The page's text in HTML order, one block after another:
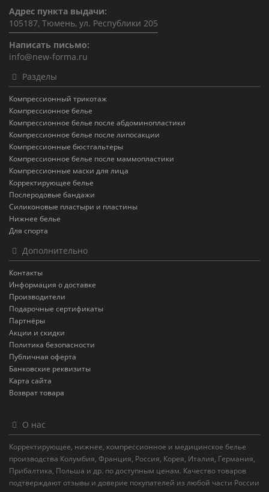
Адрес пункта выдачи:
105187, Тюмень, ул. Республики 205
Написать письмо:
info@new-forma.ru
Разделы
Компрессионный трикотаж
Компрессионное белье
Компрессионное белье после абдоминопластики
Компрессионное белье после липосакции
Компрессионные бюстгальтеры
Компрессионное белье после маммопластики
Компрессионные маски для лица
Корректирующее белье
Послеродовые бандажи
Силиконовые пластыри и пластины
Нижнее белье
Для спорта
Дополнительно
Контакты
Информация о доставке
Производители
Подарочные сертификаты
Партнёры
Акции и скидки
Политика безопасности
Публичная оферта
Банковские реквизиты
Карта сайта
Возврат товара
О нас
Корректирующее, нижнее, компрессионное и медицинское белье
производства Колумбия, Франция, Россия, Корея, Италия, Германия,
Прибалтика, Польша и др. по доступным ценам. Качество товаров
подтверждают отзывы и доверие покупателей из любой части России